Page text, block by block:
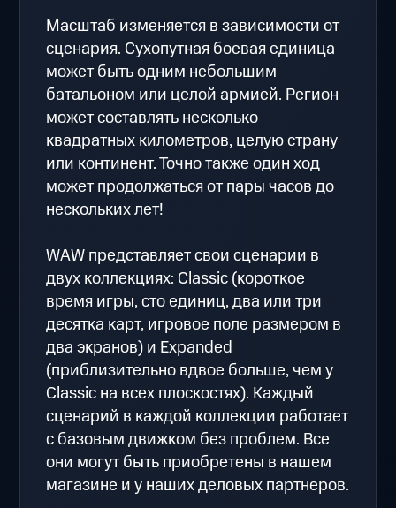
Масштаб изменяется в зависимости от
сценария. Сухопутная боевая единица
может быть одним небольшим
батальоном или целой армией. Регион
может составлять несколько
квадратных километров, целую страну
или континент. Точно также один ход
может продолжаться от пары часов до
нескольких лет!
WAW представляет свои сценарии в
двух коллекциях: Classic (короткое
время игры, сто единиц, два или три
десятка карт, игровое поле размером в
два экранов) и Expanded
(приблизительно вдвое больше, чем у
Classic на всех плоскостях). Каждый
сценарий в каждой коллекции работает
с базовым движком без проблем. Все
они могут быть приобретены в нашем
магазине и у наших деловых партнеров.